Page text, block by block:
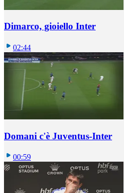
Dimarco, gioiello Inter
02:44
Domani c'è Juventus-Inter
00:59